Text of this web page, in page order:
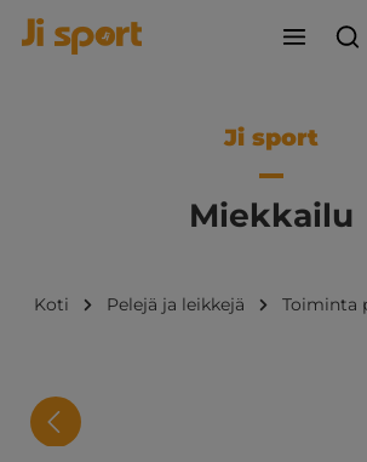
Ji sport
Miekkailu
Koti Pelejä ja leikkejä Toiminta